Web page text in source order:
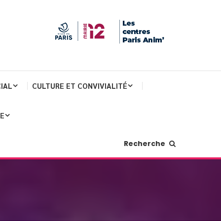
CULTURE ET CONVIVIALITÉ
Recherche